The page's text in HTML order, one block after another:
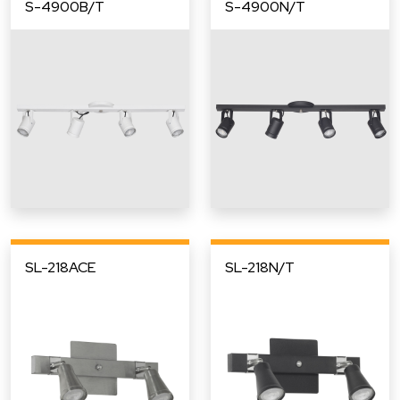
S-4900B/T S-4900N/T
SL-218ACE SL-218N/T